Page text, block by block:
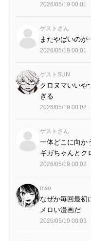
2026/05/19 00:01
ゲストさん
またやばいのが
2026/05/19 00:01
ゲストSUN
クロヌマいいや
ぎる
2026/05/19 00:02
ゲストさん
一体どこに向か
ギガちゃんとク
2026/05/19 00:02
mso
なぜか毎回最初
メロい漫画だ
2026/05/19 00:03